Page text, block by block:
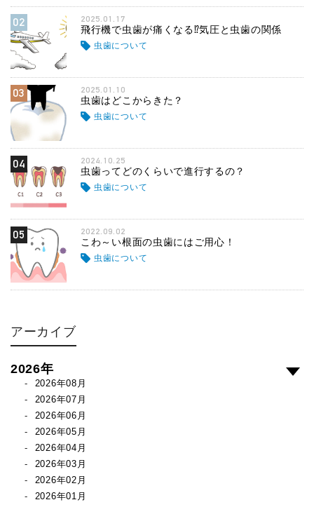
02 2025.01.17
飛行機で虫歯が痛くなる⁉気圧と虫歯の関係
虫歯について
03 2025.01.10
虫歯はどこからきた？
虫歯について
04 2024.10.25
虫歯ってどのくらいで進行するの？
虫歯について
05 2022.09.02
こわ～い根面の虫歯にはご用心！
虫歯について
アーカイブ
2026年
2026年08月
2026年07月
2026年06月
2026年05月
2026年04月
2026年03月
2026年02月
2026年01月